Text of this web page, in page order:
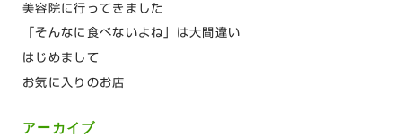
美容院に行ってきました
「そんなに食べないよね」は大間違い
はじめまして
お気に入りのお店
アーカイブ